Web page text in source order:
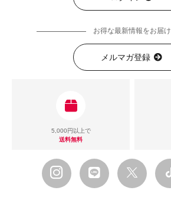
お得な最新情報をお届け
メルマガ登録
5,000円以上で
送料無料